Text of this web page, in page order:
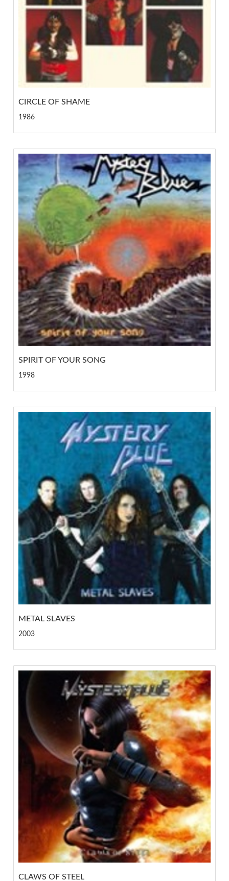
CIRCLE OF SHAME
1986
SPIRIT OF YOUR SONG
1998
METAL SLAVES
2003
CLAWS OF STEEL